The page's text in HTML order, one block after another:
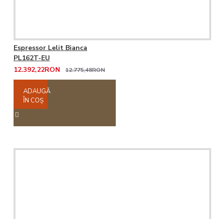
Espressor Lelit Bianca
PL162T-EU
12.392,22RON
12.775,48RON
ADAUGĂ
ÎN COŞ